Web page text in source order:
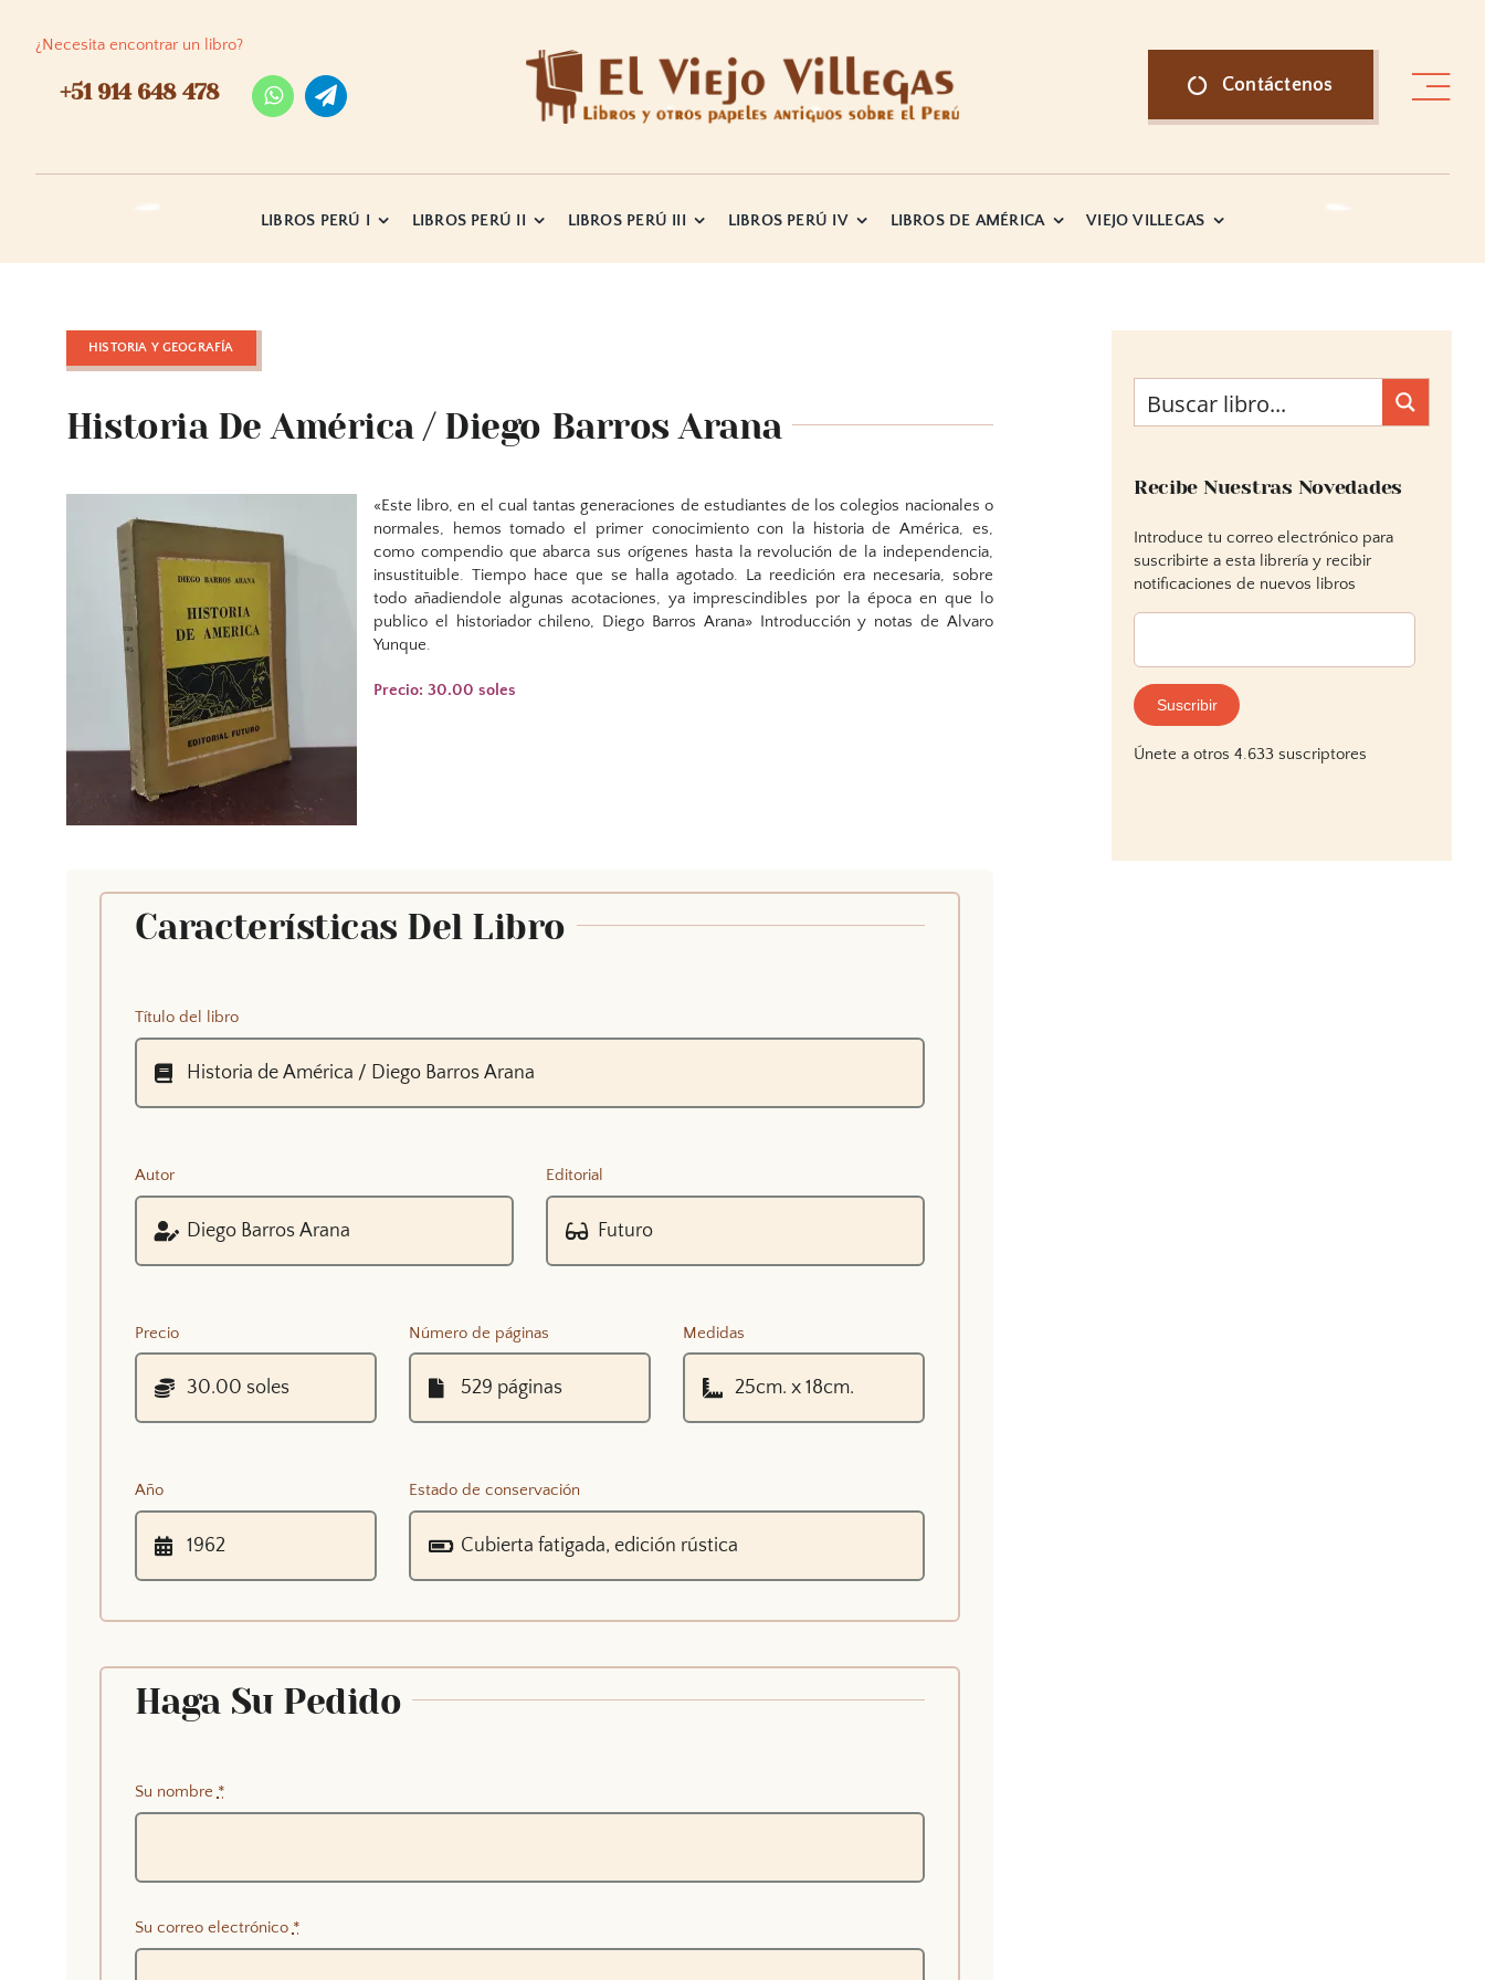
content
¿Necesita encontrar un libro?
+51 914 648 478 Contáctenos
LIBROS PERÚ I LIBROS PERÚ II LIBROS PERÚ III LIBROS PERÚ IV LIBROS DE AMÉRICA VIEJO VILLEGAS
HISTORIA Y GEOGRAFÍA
Historia De América / Diego Barros Arana
«Este libro, en el cual tantas generaciones de estudiantes de los colegios nacionales o
normales, hemos tomado el primer conocimiento con la historia de América, es,
como compendio que abarca sus orígenes hasta la revolución de la independencia,
insustituible. Tiempo hace que se halla agotado. La reedición era necesaria, sobre
todo añadiendole algunas acotaciones, ya imprescindibles por la época en que lo
publico el historiador chileno, Diego Barros Arana» Introducción y notas de Alvaro
Yunque.
Precio: 30.00 soles
Características Del Libro
Título del libro
Autor Editorial
Precio Número de páginas Medidas
Año Estado de conservación
Haga Su Pedido
Su nombre *
Su correo electrónico *
Recibe Nuestras Novedades
Introduce tu correo electrónico para
suscribirte a esta librería y recibir
notificaciones de nuevos libros
Dirección
correo
electrónico:
Suscribir
Únete a otros 4.633 suscriptores